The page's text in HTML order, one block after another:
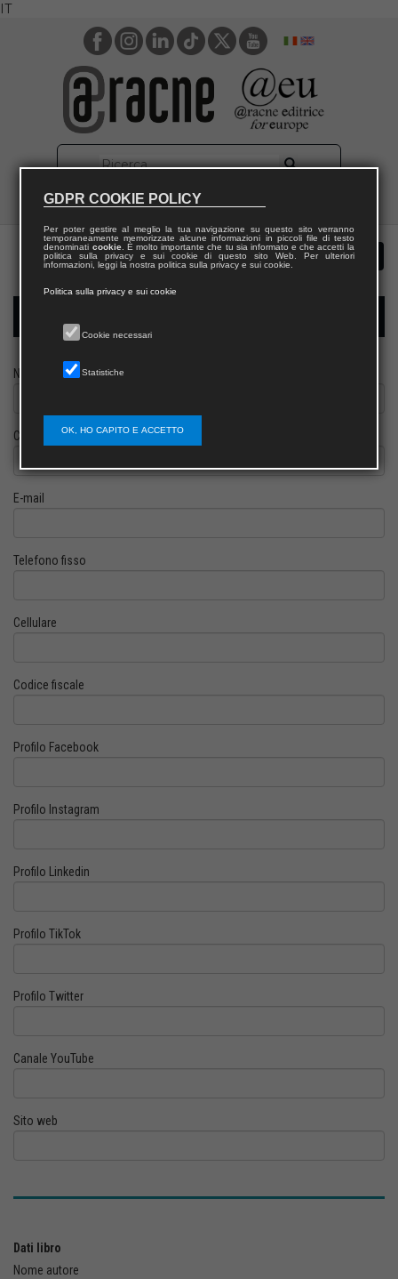
IT
Modulo richiesta saggio biblioteca
Nome
Cognome
E-mail
Telefono fisso
Cellulare
Codice fiscale
Profilo Facebook
Profilo Instagram
Profilo Linkedin
Profilo TikTok
Profilo Twitter
Canale YouTube
Sito web
Dati libro
Nome autore
GDPR COOKIE POLICY
Per poter gestire al meglio la tua navigazione su questo sito verranno
temporaneamente memorizzate alcune informazioni in piccoli file di testo
denominati cookie. È molto importante che tu sia informato e che accetti la
politica sulla privacy e sui cookie di questo sito Web. Per ulteriori
informazioni, leggi la nostra politica sulla privacy e sui cookie.
Politica sulla privacy e sui cookie
Cookie necessari
Statistiche
OK, HO CAPITO E ACCETTO